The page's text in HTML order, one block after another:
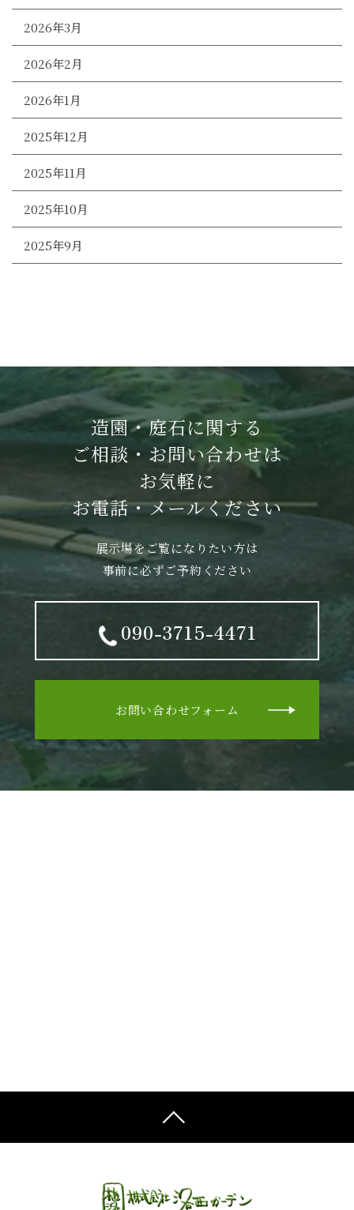
2026年3月
2026年2月
2026年1月
2025年12月
2025年11月
2025年10月
2025年9月
造園・庭石に関する
ご相談・お問い合わせは
お気軽に
お電話・メールください
展示場をご覧になりたい方は
事前に必ずご予約ください
090-3715-4471
お問い合わせフォーム